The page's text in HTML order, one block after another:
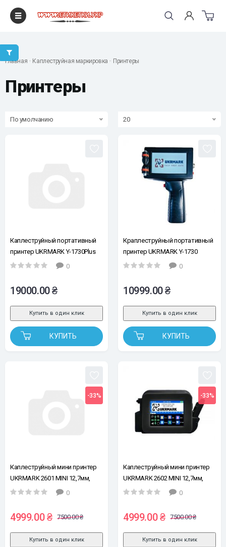
Главная Каплеструйная маркировка Принтеры
Принтеры
По умолчанию 20
Каплеструйный портативный
принтер UKRMARK Y-1730Plus
12.7мм, в комплекте картридж
автоматической печати
0
19000.00 ₴
КУПИТЬ
Купить в один клик
Краплеструйный портативный
принтер UKRMARK Y-1730
12.7мм (без кейса, без сенсора,
0
10999.00 ₴
КУПИТЬ
Купить в один клик
-33%
Каплеструйный мини принтер
UKRMARK 2601 MINI 12,7мм,
синий
0
4999.00 ₴ 7500.00 ₴
Купить в один клик
-33%
Каплеструйный мини принтер
UKRMARK 2602 MINI 12,7мм,
чорный
0
4999.00 ₴ 7500.00 ₴
Купить в один клик